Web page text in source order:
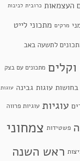
העצמאות כרובית לביבות
מרקים מתכוני לייט
לתשעה באב
מתכונים עם בצק
בחושות עוגות גבינה עוגות
עוגיות עוגיות פרווה
פשטידות צמחוני
ראש השנה